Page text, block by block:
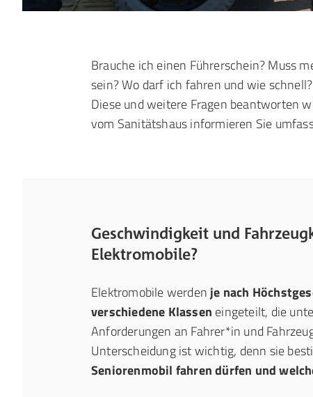
Brauche ich einen Führerschein? Muss
sein? Wo darf ich fahren und wie schnell?
Diese und weitere Fragen beantworten
vom Sanitätshaus informieren Sie
Geschwindigkeit und
Elektromobile?
Elektromobile werden je nach
verschiedene Klassen eingeteilt, die
Anforderungen an Fahrer*in und
Unterscheidung ist wichtig, denn sie
Seniorenmobil fahren dürfen und